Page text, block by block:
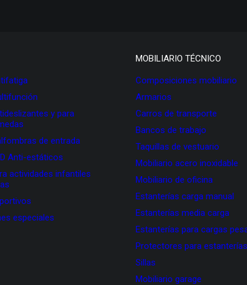
y para
de entrada
Anti-estáticos
actividades infantiles
especiales
MOBILIARIO TÉCNICO
Composiciones mobiliario
Armarios
Carros de transporte
Bancos de trabajo
Taquillas de vestuario
Mobiliario acero inoxidable
Mobiliario de oficina
Estanterías carga manual
Estanterías media carga
Estanterías para cargas
Protectores para estanterías
Sillas
Mobiliario garage